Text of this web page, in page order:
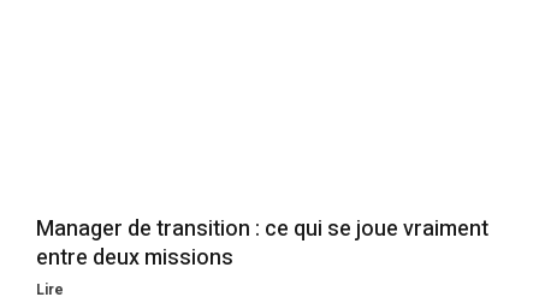
Manager de transition : ce qui se joue vraiment
entre deux missions
Lire